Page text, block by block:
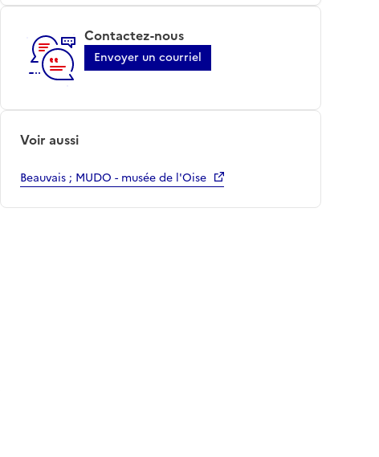
Contactez-nous
Envoyer un courriel
Voir aussi
Beauvais ; MUDO - musée de l'Oise